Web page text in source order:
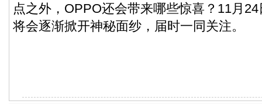
点之外，OPPO还会带来哪些惊喜？11月
将会逐渐掀开神秘面纱，届时一同关注。